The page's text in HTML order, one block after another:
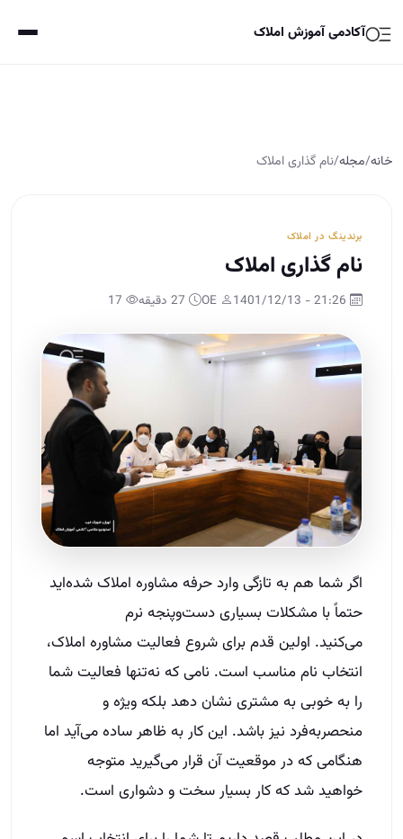
آکادمی آموزش املاک
خانه/مجله/نام گذاری املاک
برندینگ در املاک
نام گذاری املاک
اگر شما هم به تازگی وارد حرفه مشاوره املاک شده‌اید
حتماً با مشکلات بسیاری دست‌وپنجه نرم
می‌کنید. اولین قدم برای شروع فعالیت مشاوره املاک،
انتخاب نام مناسب است. نامی که نه‌تنها فعالیت شما
را به خوبی به مشتری نشان دهد بلکه ویژه و
منحصربه‌فرد نیز باشد. این کار به ظاهر ساده می‌آید اما
هنگامی که در موقعیت آن قرار می‌گیرید متوجه
خواهید شد که کار بسیار سخت و دشواری است.